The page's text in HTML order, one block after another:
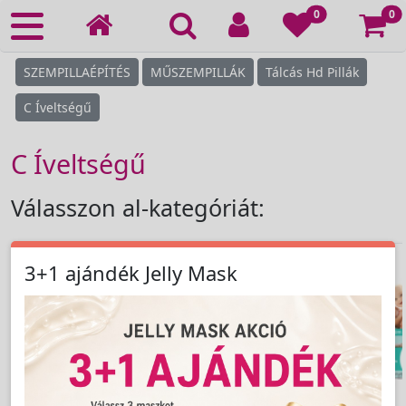
0 0
SZEMPILLAÉPÍTÉS MŰSZEMPILLÁK Tálcás Hd Pillák
C Íveltségű
C Íveltségű
Válasszon al-kategóriát:
›
3+1 ajándék Jelly Mask